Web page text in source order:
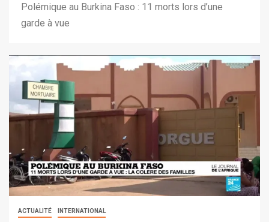
Polémique au Burkina Faso : 11 morts lors d’une
garde à vue
ACTUALITÉ INTERNATIONAL